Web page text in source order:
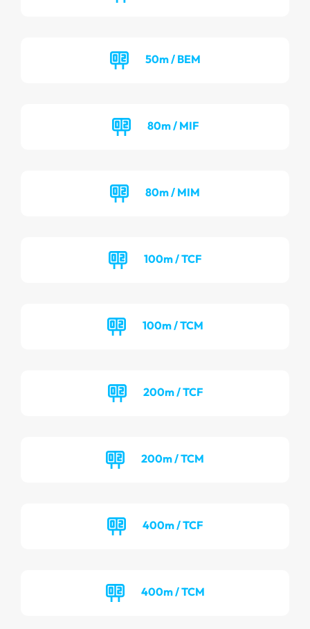
50m / BEM
80m / MIF
80m / MIM
100m / TCF
100m / TCM
200m / TCF
200m / TCM
400m / TCF
400m / TCM